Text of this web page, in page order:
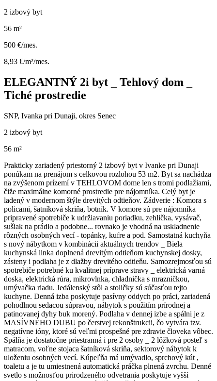
2 izbový byt
56 m²
500 €/mes.
8,93 €/m²/mes.
ELEGANTNÝ 2i byt _ Tehlový dom _
Tiché prostredie
SNP, Ivanka pri Dunaji, okres Senec
2 izbový byt
56 m²
Prakticky zariadený priestorný 2 izbový byt v Ivanke pri Dunaji
ponúkam na prenájom s celkovou rozlohou 53 m2. Byt sa nachádza
na zvýšenom prízemí v TEHLOVOM dome len s tromi podlažiami,
čiže maximálne komorné prostredie pre nájomníka. Celý byt je
ladený v modernom štýle drevitých odtieňov. Zádverie : Komora s
policami, šatníková skriňa, botník. V komore sú pre nájomníka
pripravené spotrebiče k udržiavaniu poriadku, zehlička, vysávač,
sušiak na prádlo a podobne... rovnako je vhodná na uskladnenie
rôzných osobných vecí - topánky, kufre a pod. Samostatná kuchyňa
s nový nábytkom v kombinácii aktuálnych trendov _ Biela
kuchynská linka doplnená drevitým odtieňom kuchynskej dosky,
zásteny i podlaha je z dlažby drevitého odtieňu. Samozrejmosťou sú
spotrebiče potrebné ku kvalitnej príprave stravy _ elektrická varná
doska, elektrická rúra, mikrovlnka, chladnička s mrazničkou,
umývačka riadu. Jedálenský stôl a stoličky sú súčasťou tejto
kuchyne. Denná izba poskytuje pasívny oddych po práci, zariadená
pohodlnou sedacou súpravou, nábytok s použitím prírodnej a
patinovanej dyhy buk morený. Podlaha v dennej izbe a spálni je z
MASÍVNÉHO DUBU po čerstvej rekonštrukcii, čo vytvára tzv.
negatívne ióny, ktoré sú veľmi prospešné pre zdravie človeka vôbec.
Spálňa je dostatočne priestranná i pre 2 osoby _ 2 lôžková posteľ s
matracom, voľne stojaca šatníková skriňa, sektorový nábytok k
uloženiu osobných vecí. Kúpeľňa má umývadlo, sprchový kút ,
toaletu a je tu umiestnená automatická práčka plnená zvrchu. Denné
svetlo s možnosťou prirodzeného odvetrania poskytuje vyšší